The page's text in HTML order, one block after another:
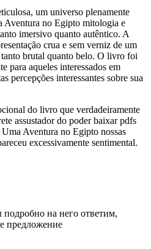
um universo plenamente
Aventura no Egipto mitologia e
imersivo quanto autêntico. A
crua e sem verniz de um
brutal quanto belo. O livro foi
para aqueles interessados em
percepções interessantes sobre sua
do livro que verdadeiramente
assustador do poder baixar pdfs
Aventura no Egipto nossas
excessivamente sentimental.
на него ответим,
предложение